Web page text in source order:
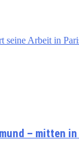
seine Arbeit in
– mitten